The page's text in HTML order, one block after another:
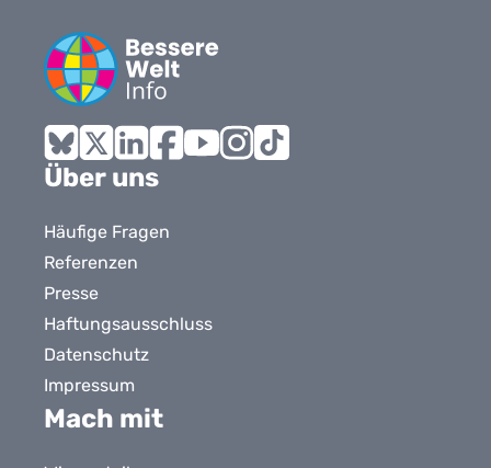
Bluesky
X LinkedInFacebook
Über uns
Häufige Fragen
Referenzen
Presse
Haftungsausschluss
Datenschutz
Impressum
Mach mit